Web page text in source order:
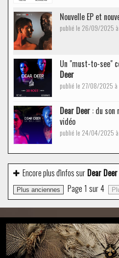
Nouvelle EP et
publié le 26/09/2025 à
Un "must-to-see"
Deer
publié le 27/08/2025 à
Dear Deer : du
vidéo
publié le 24/04/2025
Encore plus d'infos sur Dear Deer
Plus anciennes Page 1 sur4